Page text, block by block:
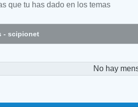
que tu has dado en los temas
- scipionet
No hay